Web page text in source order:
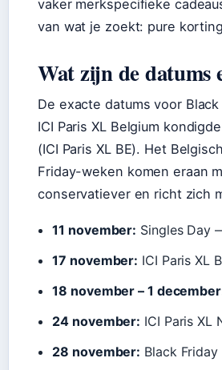
vaker merkspecifieke
van wat je zoekt: pure
Wat zijn de datums
De exacte datums voor
ICI Paris XL Belgium
(ICI Paris XL BE). Het
Friday-weken komen eraan
conservatiever en richt zich
11 november: Singles Day
17 november: ICI Paris XL
18 november – 1
24 november: ICI Paris XL
28 november: Black